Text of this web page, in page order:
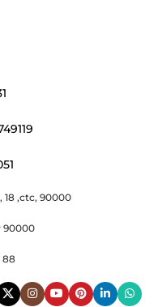
18 ,ctc, 90000
90000
88